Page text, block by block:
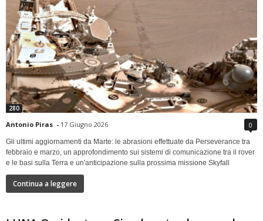
280
Antonio Piras - 17 Giugno 2026 0
Gli ultimi aggiornamenti da Marte: le abrasioni effettuate da Perseverance tra
febbraio e marzo, un approfondimento sui sistemi di comunicazione tra il rover
e le basi sulla Terra e un'anticipazione sulla prossima missione Skyfall
Continua a leggere